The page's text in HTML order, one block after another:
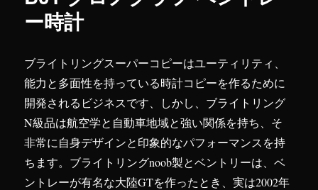
ー時計
ブライトリングスーパーコピーはユーティリティ、
能力と多面性を持っている時計コピーを作るために
開発されるビジネスです、しかし、ブライトリング
N級品は航空学と自動車地域と強い関係を持ち、そ
非常に自身デザインと印象的なパフォーマンスを持
ちます。ブライトリングnoob製とベントリーは、ベ
ントレーが有名な大陸GTを作ったとき、実は2002年